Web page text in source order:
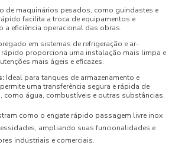
de maquinários pesados, como guindastes e
facilita a troca de equipamentos e
a eficiência operacional das obras.
em sistemas de refrigeração e ar-
proporciona uma instalação mais limpa e
mais ágeis e eficazes.
Ideal para tanques de armazenamento e
uma transferência segura e rápida de
água, combustíveis e outras substâncias.
como o engate rápido passagem livre inox
ampliando suas funcionalidades e
industriais e comerciais.